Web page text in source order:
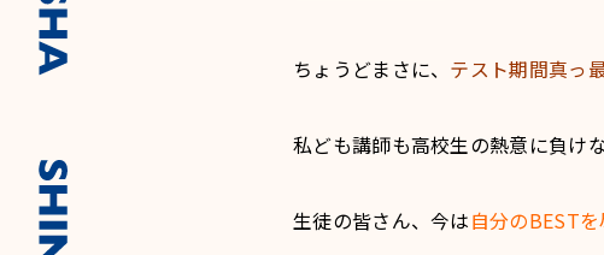
ちょうどまさに、 テスト期間真っ
私ども講師も高校生の熱意に負け
生徒の皆さん、今は自分のBEST